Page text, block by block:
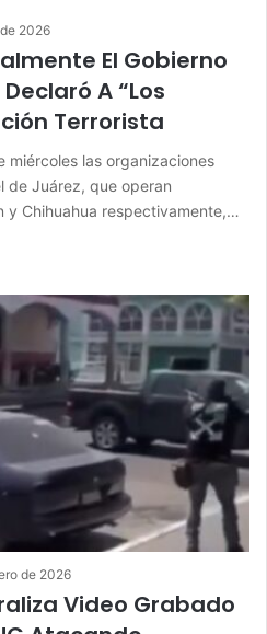
2026
El Gobierno
A “Los
Terrorista
miércoles las organizaciones
de Juárez, que operan
y Chihuahua respectivamente,…
de 2026
Video Grabado